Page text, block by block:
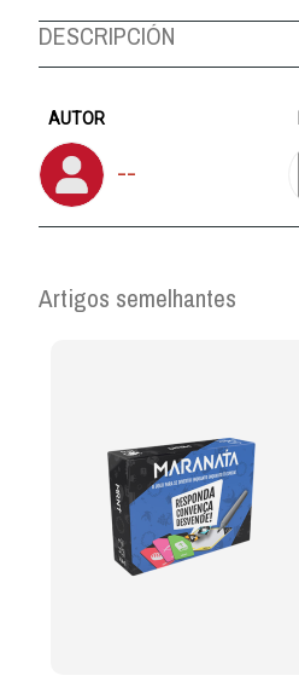
DESCRIPCIÓN
AUTOR
--
Artigos semelhantes